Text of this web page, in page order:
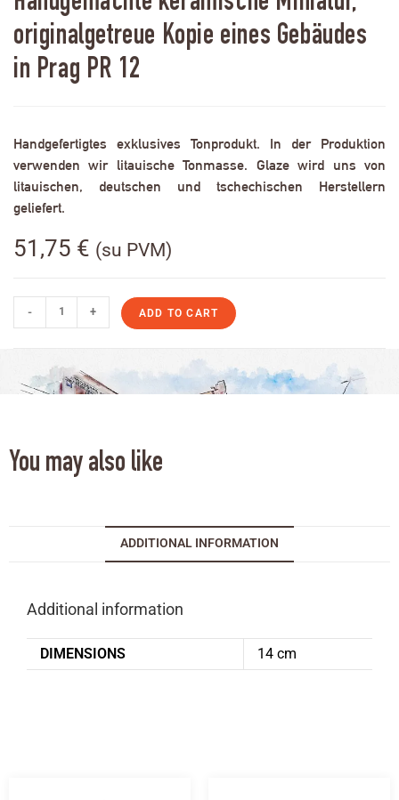
originalgetreue Kopie eines Gebäudes
in Prag PR 12
Handgefertigtes exklusives Tonprodukt. In der Produktion
verwenden wir litauische Tonmasse. Glaze wird uns von
litauischen, deutschen und tschechischen Herstellern
geliefert.
51,75 € (su PVM)
- + ADD TO CART
You may also like
ADDITIONAL INFORMATION
Additional information
DIMENSIONS 14 cm